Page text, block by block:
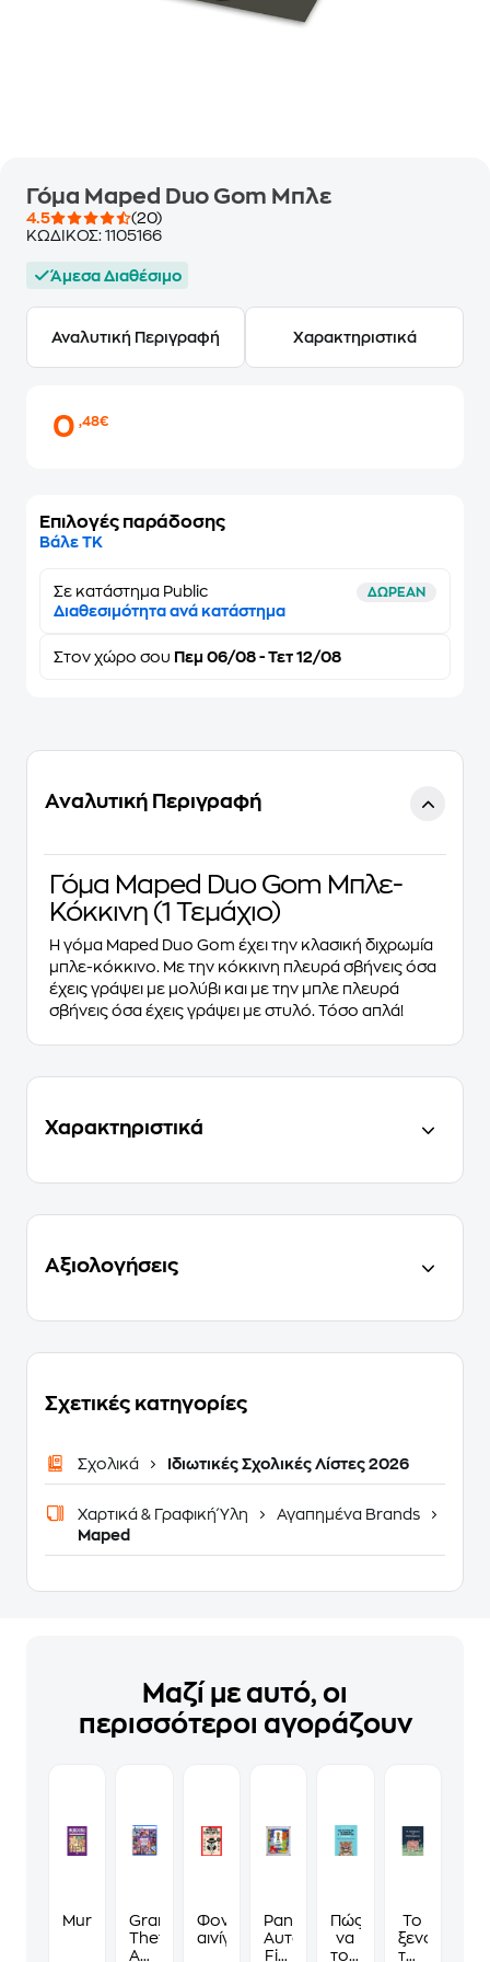
Γόμα Maped Duo Gom Μπλε
4.5
(20)
ΚΩΔΙΚΟΣ: 1105166
Άμεσα Διαθέσιμο
Αναλυτική Περιγραφή Χαρακτηριστικά
0,48€
Επιλογές παράδοσης
Βάλε ΤΚ
Σε κατάστημα Public ΔΩΡΕΑΝ
Διαθεσιμότητα ανά κατάστημα
Στον χώρο σου Πεμ 06/08 - Τετ 12/08
Αναλυτική Περιγραφή
Γόμα Maped Duo Gom Μπλε-
Κόκκινη (1 Τεμάχιο)
Η γόμα Maped Duo Gom έχει την κλασική διχρωμία
μπλε-κόκκινο. Με την κόκκινη πλευρά σβήνεις όσα
έχεις γράψει με μολύβι και με την μπλε πλευρά
σβήνεις όσα έχεις γράψει με στυλό. Τόσο απλά!
Χαρακτηριστικά
Αξιολογήσεις
Σχετικές κατηγορίες
Σχολικά Ιδιωτικές Σχολικές Λίστες 2026
Χαρτικά & Γραφική Ύλη
Αγαπημένα Brands
Maped
Μαζί με αυτό, οι
περισσότεροι αγοράζουν
MurdokuGrand
Theft
Auto
Φονικά
αινίγματα
Panini
Αυτοκόλλητα
Fifa
Πώς
να
τους
Το
ξενοδοχείο
των